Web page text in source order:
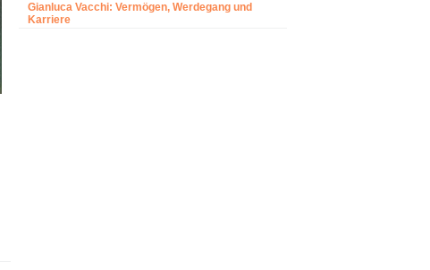
Gianluca Vacchi: Vermögen, Werdegang und
Karriere